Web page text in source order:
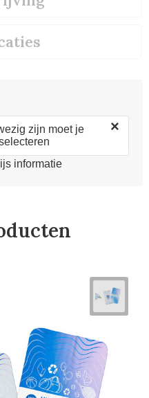
zijn moet je
×
informatie